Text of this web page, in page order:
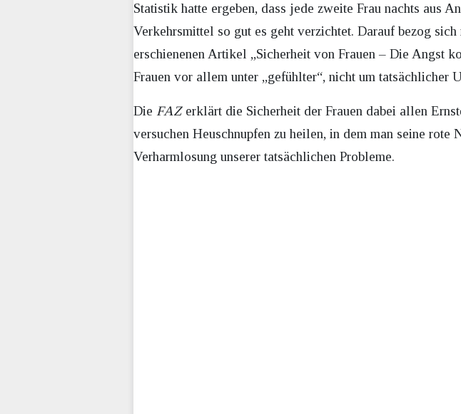
Statistik hatte ergeben, dass jede zweite Frau nachts aus
Verkehrsmittel so gut es geht verzichtet. Darauf bezog sich
erschienenen Artikel „Sicherheit von Frauen – Die Angst
Frauen vor allem unter „gefühlter“, nicht um tatsächlicher
Die FAZerklärt die Sicherheit der Frauen dabei allen
versuchen Heuschnupfen zu heilen, in dem man seine
Verharmlosung unserer tatsächlichen Probleme.